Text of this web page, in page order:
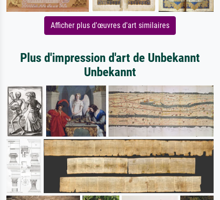
Afficher plus d'œuvres d'art similaires
Plus d'impression d'art de Unbekannt
Unbekannt